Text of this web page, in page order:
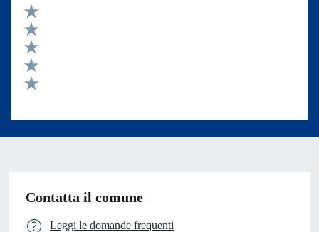
Valuta 5 stelle su 5
Valuta 4 stelle su 5
Valuta 3 stelle su 5
Valuta 2 stelle su 5
Contatta il comune
Leggi le domande frequenti